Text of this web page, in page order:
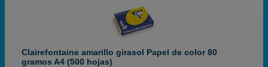
Clairefontaine amarillo girasol Papel de color 80
gramos A4 (500 hojas)